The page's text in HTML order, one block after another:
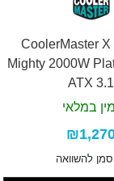
ספק כוח CoolerMaster X
Mighty 2000W
ATX 3.1
במלאי
סמן להשוואה